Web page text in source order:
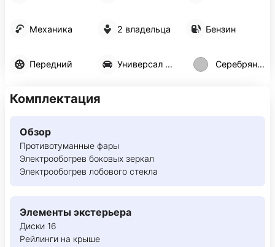
Механика 2 владельца Бензин
Передний Универсал 5 дв. Серебряный
Комплектация
Обзор
Противотуманные фары
Электрообогрев боковых зеркал
Электрообогрев лобового стекла
Элементы экстерьера
Диски 16
Рейлинги на крыше